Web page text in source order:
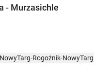
- Murzasichle